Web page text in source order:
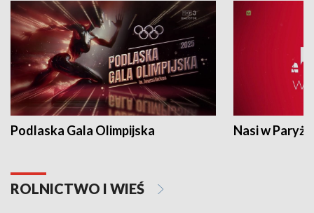
Podlaska Gala Olimpijska Nasi w Paryżu
ROLNICTWO I WIEŚ